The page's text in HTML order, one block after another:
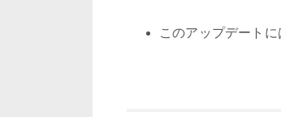
このアップデート